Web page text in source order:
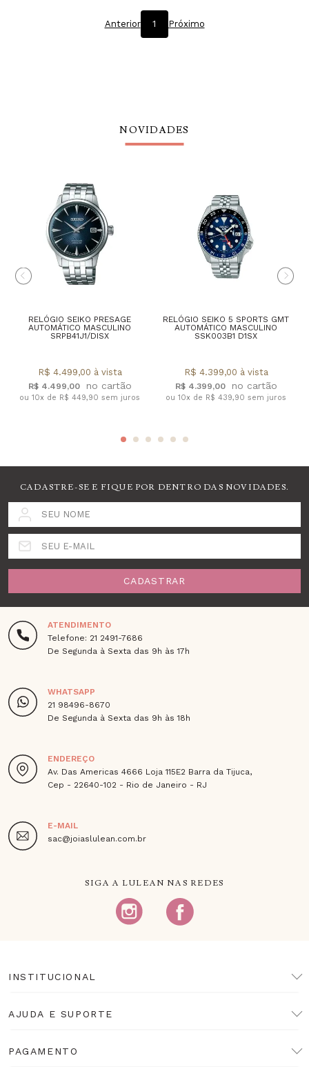
Anterior 1 Próximo
NOVIDADES
RELÓGIO SEIKO PRESAGE
AUTOMÁTICO MASCULINO
SRPB41J1/DISX
R$ 4.499,00
R$ 4.499,00 à vista
ou 10x de R$ 449,90 sem juros
RELÓGIO SEIKO 5 SPORTS GMT
AUTOMÁTICO MASCULINO
SSK003B1 D1SX
R$ 4.399,00
R$ 4.399,00 à vista
ou 10x de R$ 439,90 sem juros
CADASTRE-SE E FIQUE POR DENTRO DAS NOVIDADES.
SEU NOME
SEU E-MAIL
CADASTRAR
ATENDIMENTO
Telefone: 21 2491-7686
De Segunda à Sexta das 9h às 17h
WHATSAPP
21 98496-8670
De Segunda à Sexta das 9h às 18h
ENDEREÇO
Av. Das Americas 4666 Loja 115E2 Barra da Tijuca,
Cep - 22640-102 - Rio de Janeiro - RJ
E-MAIL
sac@joiaslulean.com.br
SIGA A LULEAN NAS REDES
INSTITUCIONAL
AJUDA E SUPORTE
PAGAMENTO